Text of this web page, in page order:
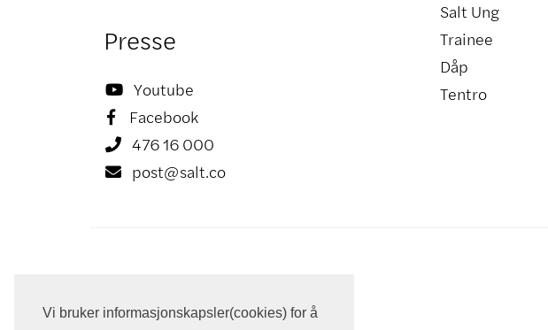
Vi bruker informasjonskapsler(cookies) for å
Presse
 Youtube
 Facebook
 476 16 000
 post@salt.co
Salt Ung
Trainee
Dåp
Tentro